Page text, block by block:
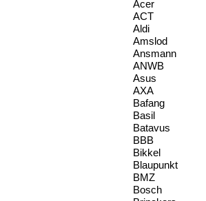
Acer
ACT
Aldi
Amslod
Ansmann
ANWB
Asus
AXA
Bafang
Basil
Batavus
BBB
Bikkel
Blaupunkt
BMZ
Bosch